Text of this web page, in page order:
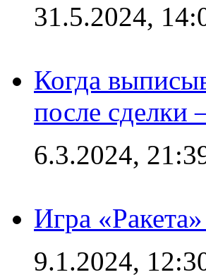
31.5.2024,
Когда
после сделки
6.3.2024,
Игра
9.1.2024,